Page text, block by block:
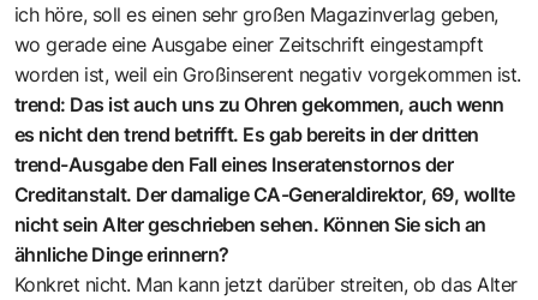
ich höre, soll es einen sehr großen Magazinverlag geben,
wo gerade eine Ausgabe einer Zeitschrift eingestampft
worden ist, weil ein Großinserent negativ vorgekommen ist.
trend: Das ist auch uns zu Ohren gekommen, auch wenn
es nicht den trend betrifft. Es gab bereits in der dritten
trend-Ausgabe den Fall eines Inseratenstornos der
Creditanstalt. Der damalige CA-Generaldirektor, 69, wollte
nicht sein Alter geschrieben sehen. Können Sie sich an
ähnliche Dinge erinnern?
Konkret nicht. Man kann jetzt darüber streiten, ob das Alter